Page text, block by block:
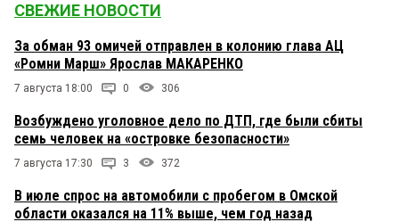
СВЕЖИЕ НОВОСТИ
За обман 93 омичей отправлен в колонию глава АЦ
«Ромни Марш» Ярослав МАКАРЕНКО
7 августа 18:00 0 306
Возбуждено уголовное дело по ДТП, где были сбиты
семь человек на «островке безопасности»
7 августа 17:30 3 372
В июле спрос на автомобили с пробегом в Омской
области оказался на 11% выше, чем год назад